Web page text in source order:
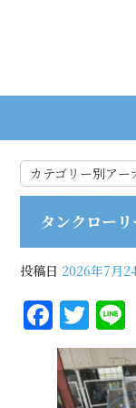
カテゴリー別アー
タンクロー
投稿日 2026年7月
F
a
c
T
w
it